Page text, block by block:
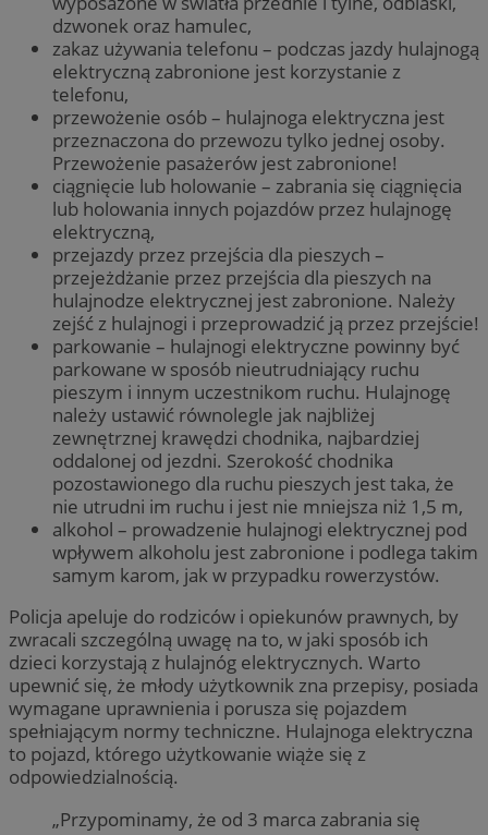
dzwonek oraz hamulec,
zakaz używania telefonu – podczas jazdy hulajnogą
elektryczną zabronione jest korzystanie z
telefonu,
przewożenie osób – hulajnoga elektryczna jest
przeznaczona do przewozu tylko jednej osoby.
Przewożenie pasażerów jest zabronione!
ciągnięcie lub holowanie – zabrania się ciągnięcia
lub holowania innych pojazdów przez hulajnogę
elektryczną,
przejazdy przez przejścia dla pieszych –
przejeżdżanie przez przejścia dla pieszych na
hulajnodze elektrycznej jest zabronione. Należy
zejść z hulajnogi i przeprowadzić ją przez przejście!
parkowanie – hulajnogi elektryczne powinny być
parkowane w sposób nieutrudniający ruchu
pieszym i innym uczestnikom ruchu. Hulajnogę
należy ustawić równolegle jak najbliżej
zewnętrznej krawędzi chodnika, najbardziej
oddalonej od jezdni. Szerokość chodnika
pozostawionego dla ruchu pieszych jest taka, że
nie utrudni im ruchu i jest nie mniejsza niż 1,5 m,
alkohol – prowadzenie hulajnogi elektrycznej pod
wpływem alkoholu jest zabronione i podlega takim
samym karom, jak w przypadku rowerzystów.
Policja apeluje do rodziców i opiekunów prawnych, by
zwracali szczególną uwagę na to, w jaki sposób ich
dzieci korzystają z hulajnóg elektrycznych. Warto
upewnić się, że młody użytkownik zna przepisy, posiada
wymagane uprawnienia i porusza się pojazdem
spełniającym normy techniczne. Hulajnoga elektryczna
to pojazd, którego użytkowanie wiąże się z
odpowiedzialnością.
„Przypominamy, że od 3 marca zabrania się